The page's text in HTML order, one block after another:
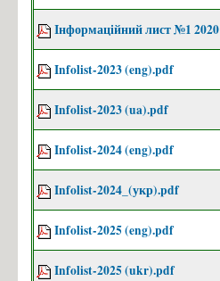
Інформаційний лист №1 2020
Infolist-2023 (eng).pdf
Infolist-2023 (ua).pdf
Infolist-2024 (eng).pdf
Infolist-2024_(укр).pdf
Infolist-2025 (eng).pdf
Infolist-2025 (ukr).pdf